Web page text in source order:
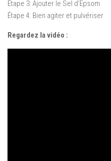
Étape 3: Ajouter le Sel d’Epsom
Étape 4: Bien agiter et pulvériser
Regardez la vidéo :